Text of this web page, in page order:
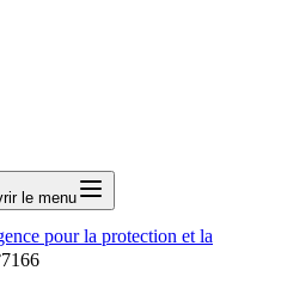
le menu
pour la protection et la
7166